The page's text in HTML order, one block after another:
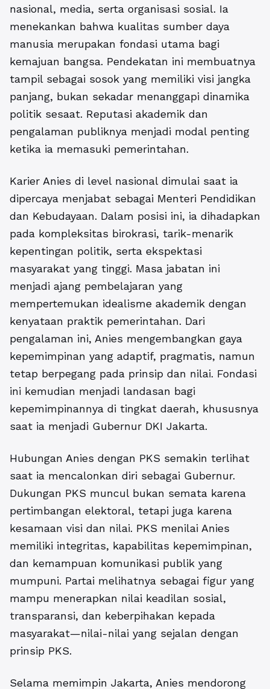
nasional, media, serta organisasi sosial. Ia
menekankan bahwa kualitas sumber daya
manusia merupakan fondasi utama bagi
kemajuan bangsa. Pendekatan ini membuatnya
tampil sebagai sosok yang memiliki visi jangka
panjang, bukan sekadar menanggapi dinamika
politik sesaat. Reputasi akademik dan
pengalaman publiknya menjadi modal penting
ketika ia memasuki pemerintahan.
Karier Anies di level nasional dimulai saat ia
dipercaya menjabat sebagai Menteri Pendidikan
dan Kebudayaan. Dalam posisi ini, ia dihadapkan
pada kompleksitas birokrasi, tarik-menarik
kepentingan politik, serta ekspektasi
masyarakat yang tinggi. Masa jabatan ini
menjadi ajang pembelajaran yang
mempertemukan idealisme akademik dengan
kenyataan praktik pemerintahan. Dari
pengalaman ini, Anies mengembangkan gaya
kepemimpinan yang adaptif, pragmatis, namun
tetap berpegang pada prinsip dan nilai. Fondasi
ini kemudian menjadi landasan bagi
kepemimpinannya di tingkat daerah, khususnya
saat ia menjadi Gubernur DKI Jakarta.
Hubungan Anies dengan PKS semakin terlihat
saat ia mencalonkan diri sebagai Gubernur.
Dukungan PKS muncul bukan semata karena
pertimbangan elektoral, tetapi juga karena
kesamaan visi dan nilai. PKS menilai Anies
memiliki integritas, kapabilitas kepemimpinan,
dan kemampuan komunikasi publik yang
mumpuni. Partai melihatnya sebagai figur yang
mampu menerapkan nilai keadilan sosial,
transparansi, dan keberpihakan kepada
masyarakat—nilai-nilai yang sejalan dengan
prinsip PKS.
Selama memimpin Jakarta, Anies mendorong